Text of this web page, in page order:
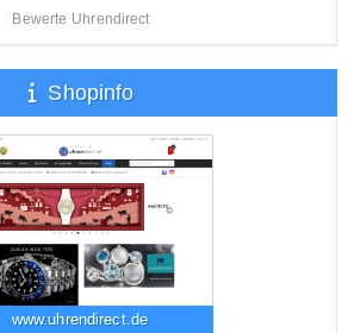
Bewerte Uhrendirect
Shopinfo
www.uhrendirect.de